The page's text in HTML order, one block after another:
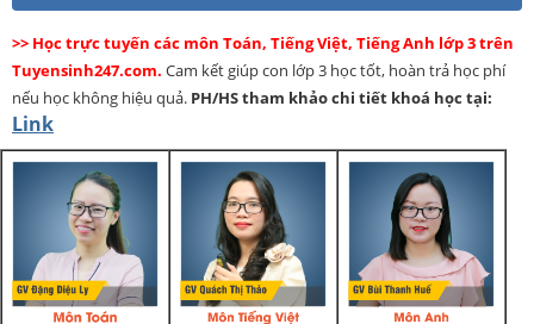
>> Học trực tuyến các môn Toán, Tiếng Việt, Tiếng Anh lớp 3 trên
Tuyensinh247.com. Cam kết giúp con lớp 3 học tốt, hoàn trả học phí
nếu học không hiệu quả. PH/HStham khảo chi tiết khoá học tại:
Link